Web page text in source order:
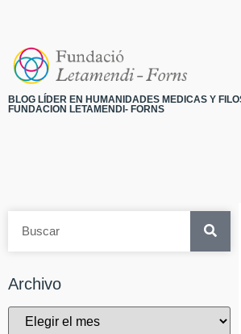
BLOG LÍDER EN HUMANIDADES MEDICAS Y
FUNDACION LETAMENDI- FORNS
Archivo